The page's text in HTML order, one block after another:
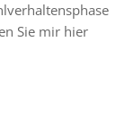
Sie mir hier